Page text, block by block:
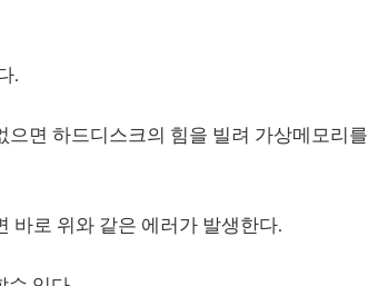
.
면 하드디스크의 힘을 빌려 가상메모리를
바로 위와 같은 에러가 발생한다.